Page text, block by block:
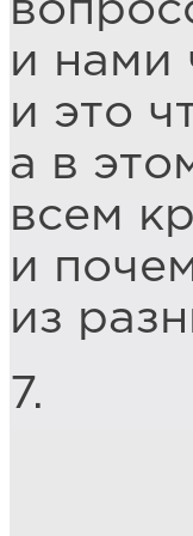
и нами
и это
а в
всем
и
из
7.
Я к